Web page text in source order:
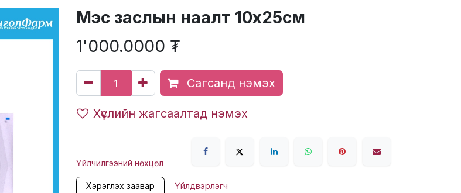
Мэс заслын наалт 10х25см
1'000.0000 ₮
Сагсанд нэмэх
Хүслийн жагсаалтад нэмэх
Үйлчилгээний нөхцөл
Хэрэглэх заавар
Үйлдвэрлэгч